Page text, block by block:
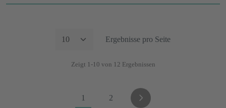
Ergebnisse pro Seite
Zeigt 1-10 von 12 Ergebnissen
1 2